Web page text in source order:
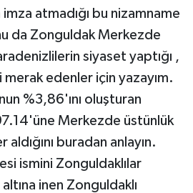
imza atmadığı bu nizamname
da Zonguldak Merkezde
siyaset yaptığı ,
edenler için yazayım.
%3,86'ını oluşturan
Merkezde üstünlük
aldığını buradan anlayın.
ismini Zonguldaklılar
inen Zonguldaklı